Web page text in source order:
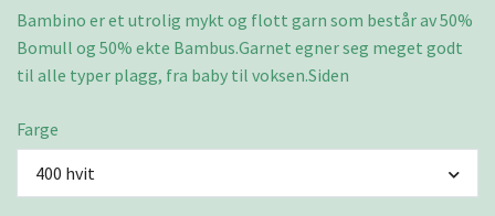
Bambino er et utrolig mykt og flott garn som består av 50%
Bomull og 50% ekte Bambus.Garnet egner seg meget godt
til alle typer plagg, fra baby til voksen.Siden
Farge
400 hvit